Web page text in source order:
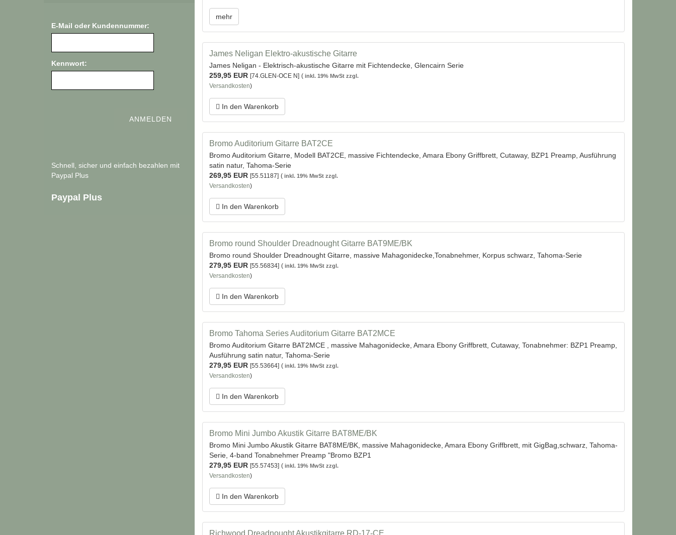
E-Mail oder Kundennummer:
Kennwort:
Schnell, sicher und einfach bezahlen mit
Paypal Plus
Paypal Plus
mehr
James Neligan Elektro-akustische Gitarre
James Neligan - Elektrisch-akustische Gitarre mit Fichtendecke, Glencairn Serie
259,95 EUR [74.GLEN-OCE N] ( inkl. 19% MwSt zzgl.
Versandkosten)
In den Warenkorb
Bromo Auditorium Gitarre BAT2CE
Bromo Auditorium Gitarre, Modell BAT2CE, massive Fichtendecke, Amara Ebony Griffbrett, Cutaway, BZP1 Preamp, Ausführung
satin natur, Tahoma-Serie
269,95 EUR [55.51187] ( inkl. 19% MwSt zzgl.
Versandkosten)
In den Warenkorb
Bromo round Shoulder Dreadnought Gitarre BAT9ME/BK
Bromo round Shoulder Dreadnought Gitarre, massive Mahagonidecke,Tonabnehmer, Korpus schwarz, Tahoma-Serie
279,95 EUR [55.56834] ( inkl. 19% MwSt zzgl.
Versandkosten)
In den Warenkorb
Bromo Tahoma Series Auditorium Gitarre BAT2MCE
Bromo Auditorium Gitarre BAT2MCE , massive Mahagonidecke, Amara Ebony Griffbrett, Cutaway, Tonabnehmer: BZP1 Preamp,
Ausführung satin natur, Tahoma-Serie
279,95 EUR [55.53664] ( inkl. 19% MwSt zzgl.
Versandkosten)
In den Warenkorb
Bromo Mini Jumbo Akustik Gitarre BAT8ME/BK
Bromo Mini Jumbo Akustik Gitarre BAT8ME/BK, massive Mahagonidecke, Amara Ebony Griffbrett, mit GigBag,schwarz, Tahoma-
Serie, 4-band Tonabnehmer Preamp "Bromo BZP1
279,95 EUR [55.57453] ( inkl. 19% MwSt zzgl.
Versandkosten)
In den Warenkorb
Richwood Dreadnought Akustikgitarre RD-17-CE